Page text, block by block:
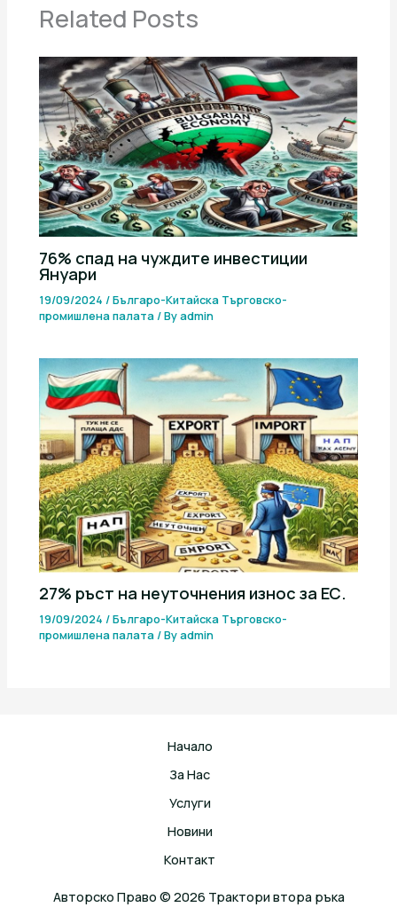
Related Posts
76% спад на чуждите инвестиции
Януари
19/09/2024/Българо-Китайска Търговско-
промишлена палaта/ Byadmin
27% ръст на неуточнения износ за ЕС.
19/09/2024/Българо-Китайска Търговско-
промишлена палaта/ Byadmin
Начало
За Нас
Услуги
Новини
Контакт
Авторско Право © 2026 Трактори втора ръка